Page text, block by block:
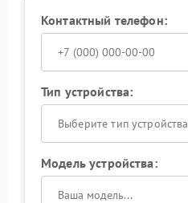
Контактный телефон:
Тип устройства:
Выберите тип устройства
Модель устройства: